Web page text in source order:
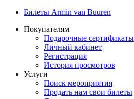
Билеты Armin van Buuren
Покупателям
Подарочные сертификаты
Личный кабинет
Регистрация
История просмотров
Услуги
Поиск мероприятия
Продать нам свои билеты